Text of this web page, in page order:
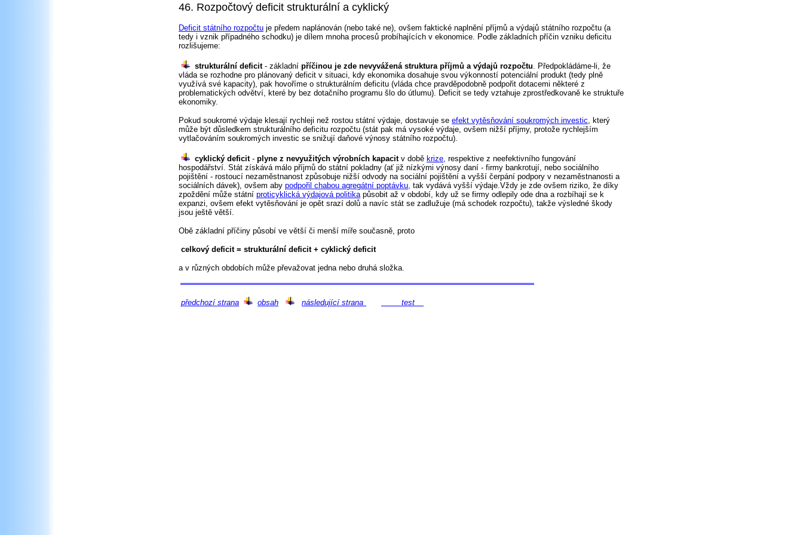
46. Rozpočtový deficit strukturální a cyklický
Deficit státního rozpočtu je předem naplánován (nebo také ne), ovšem faktické naplnění příjmů a výdajů státního rozpočtu (a
tedy i vznik případného schodku) je dílem mnoha procesů probíhajících v ekonomice. Podle základních příčin vzniku deficitu
rozlišujeme:
strukturální deficit- základní příčinou je zde nevyvážená struktura příjmů a výdajů rozpočtu. Předpokládáme-li, že
vláda se rozhodne pro plánovaný deficit v situaci, kdy ekonomika dosahuje svou výkonností potenciální produkt (tedy plně
využívá své kapacity), pak hovoříme o strukturálním deficitu (vláda chce pravděpodobně podpořit dotacemi některé z
problematických odvětví, které by bez dotačního programu šlo do útlumu). Deficit se tedy vztahuje zprostředkovaně ke struktuře
ekonomiky.
Pokud soukromé výdaje klesají rychleji než rostou státní výdaje, dostavuje se efekt vytěsňování soukromých investic, který
může být důsledkem strukturálního deficitu rozpočtu (stát pak má vysoké výdaje, ovšem nižší příjmy, protože rychlejším
vytlačováním soukromých investic se snižují daňové výnosy státního rozpočtu).
cyklický deficit- plyne z nevyužitých výrobních kapacitv době krize, respektive z neefektivního fungování
hospodářství. Stát získává málo příjmů do státní pokladny (ať již nízkými výnosy daní - firmy bankrotují, nebo sociálního
pojištění - rostoucí nezaměstnanost způsobuje nižší odvody na sociální pojištění a vyšší čerpání podpory v nezaměstnanosti a
sociálních dávek), ovšem aby podpořil chabou agregátní poptávku, tak vydává vyšší výdaje.Vždy je zde ovšem riziko, že díky
zpoždění může státní proticyklická výdajová politikapůsobit až v období, kdy už se firmy odlepily ode dna a rozbíhají se k
expanzi, ovšem efekt vytěsňování je opět srazí dolů a navíc stát se zadlužuje (má schodek rozpočtu), takže výsledné škody
jsou ještě větší.
Obě základní příčiny působí ve větší či menší míře současně, proto
celkový deficit = strukturální deficit + cyklický deficit
a v různých obdobích může převažovat jedna nebo druhá složka.
předchozí strana obsah následující strana test